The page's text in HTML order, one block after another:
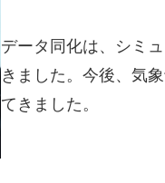
データ同化は、シミ
きました。今後、気
てきました。